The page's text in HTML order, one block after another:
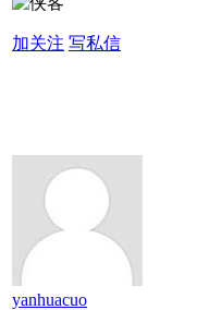
加关注 写私信
yanhuacuo